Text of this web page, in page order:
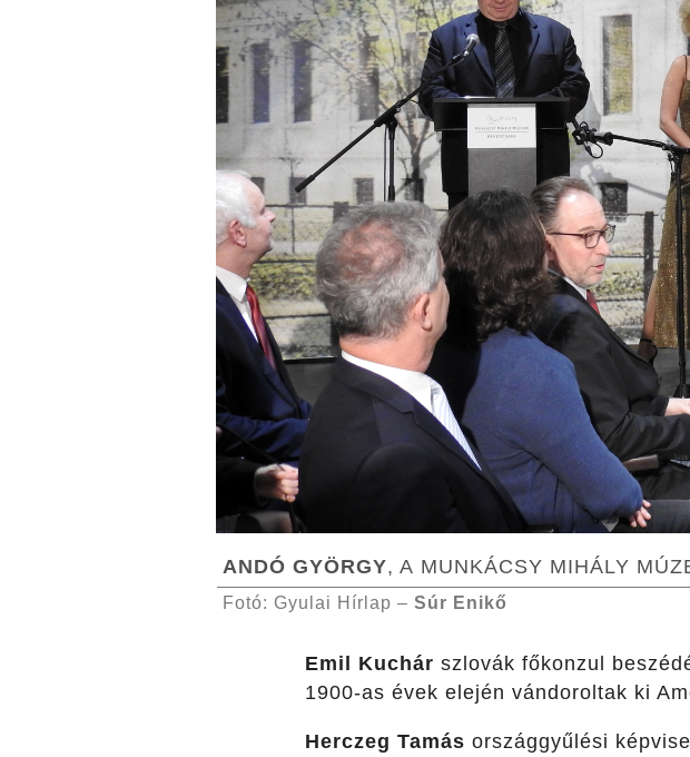
ANDÓ GYÖRGY, A MUNKÁCSY MIHÁLY
Fotó: Gyulai Hírlap – Súr Enikő
Emil Kuchár szlovák főkonzul
1900-as évek elején vándoroltak ki
Herczeg Tamás országgyűlési